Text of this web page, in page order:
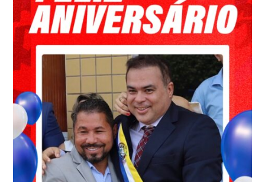
JOÃOZINHO
PAVÃO,
MUNICÍPIO
SEDIA
ENCONTRO
DE
GESTORES
E
REFORÇA
ESTRATÉGIA
PARA
TRANSFORMAR
O
POTENCIAL
TURÍSTICO
DA
REGIÃO
EM
EMPREGO,
RENDA
E
NOVAS
OPORTUNIDADES*